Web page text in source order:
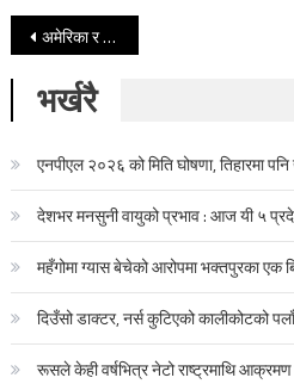
Post navigation
अमेरिका र चीनबीच सम्बन्ध अझ चिसिदै, हुवावे विरुद्ध अमेरिकाद्वारा ठगी मुद्दा दायर
भर्खरै
एनपीएल २०२६ को मिति घोषणा, तिहारमा
देशभर मनसुनी वायुको प्रभाव : आज यी ५
महँगोमा ग्यास बेचेको आरोपमा भक्तपुरका एक
दिउँसो डाक्टर, नर्स कुटिएको कालीकोटको
रूसले केही वर्षभित्र नेटो राष्ट्रमाथि आक्रमण